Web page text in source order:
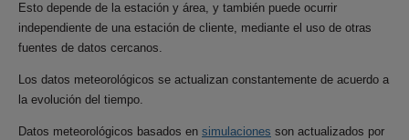
Esto depende de la estación y área, y también puede ocurrir
independiente de una estación de cliente, mediante el uso de otras
fuentes de datos cercanos.
Los datos meteorológicos se actualizan constantemente de acuerdo a
la evolución del tiempo.
Datos meteorológicos basados en simulaciones son actualizados por